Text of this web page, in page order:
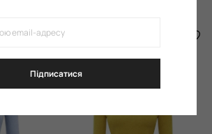
Підписатися